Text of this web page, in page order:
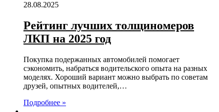
28.08.2025
Рейтинг лучших толщиномеров
ЛКП на 2025 год
Покупка подержанных автомобилей помогает
сэкономить, набраться водительского опыта на разных
моделях. Хороший вариант можно выбрать по советам
друзей, опытных водителей,…
Подробнее »